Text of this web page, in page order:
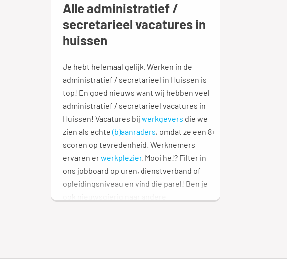
Alle administratief /
secretarieel vacatures in
huissen
Je hebt helemaal gelijk. Werken in de
administratief / secretarieel in Huissen is
top! En goed nieuws want wij hebben veel
administratief / secretarieel vacatures in
Huissen! Vacatures bij werkgevers die we
zien als echte (b)aanraders, omdat ze een 8+
scoren op tevredenheid. Werknemers
ervaren erwerkplezier. Mooi he!? Filter in
ons jobboard op uren, dienstverband of
opleidingsniveau en vind die parel! Ben je
Nog niet helemaal gevonden wat je zoekt?!